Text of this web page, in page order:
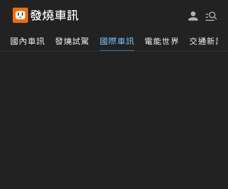
國內車訊 發燒試駕 國際車訊 電能世界 交通新訊